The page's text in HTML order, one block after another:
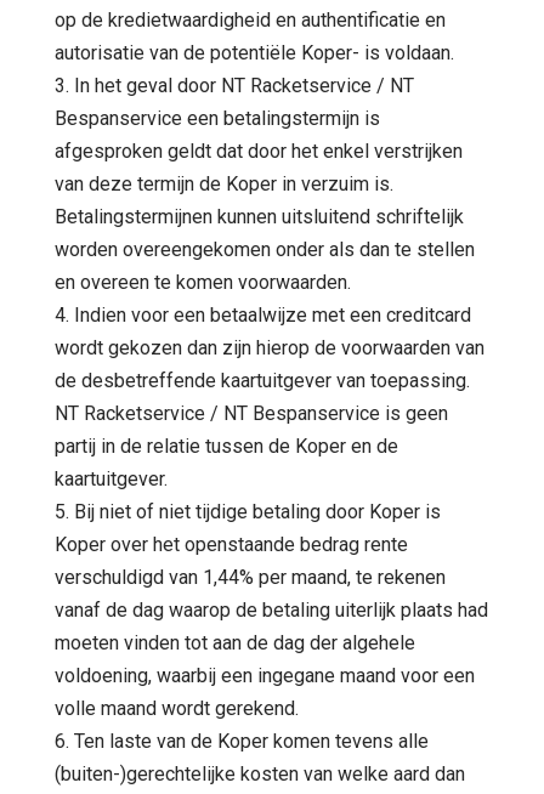
op de kredietwaardigheid en authentificatie en
autorisatie van de potentiële Koper- is voldaan.
3. In het geval door NT Racketservice / NT
Bespanservice een betalingstermijn is
afgesproken geldt dat door het enkel verstrijken
van deze termijn de Koper in verzuim is.
Betalingstermijnen kunnen uitsluitend schriftelijk
worden overeengekomen onder als dan te stellen
en overeen te komen voorwaarden.
4. Indien voor een betaalwijze met een creditcard
wordt gekozen dan zijn hierop de voorwaarden van
de desbetreffende kaartuitgever van toepassing.
NT Racketservice / NT Bespanservice is geen
partij in de relatie tussen de Koper en de
kaartuitgever.
5. Bij niet of niet tijdige betaling door Koper is
Koper over het openstaande bedrag rente
verschuldigd van 1,44% per maand, te rekenen
vanaf de dag waarop de betaling uiterlijk plaats had
moeten vinden tot aan de dag der algehele
voldoening, waarbij een ingegane maand voor een
volle maand wordt gerekend.
6. Ten laste van de Koper komen tevens alle
(buiten-)gerechtelijke kosten van welke aard dan